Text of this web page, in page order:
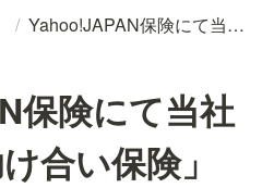
/ Yahoo!JAPAN保険にて当社の「コロナ助け合い保険」が掲載されました
保険にて当社
合い保険」